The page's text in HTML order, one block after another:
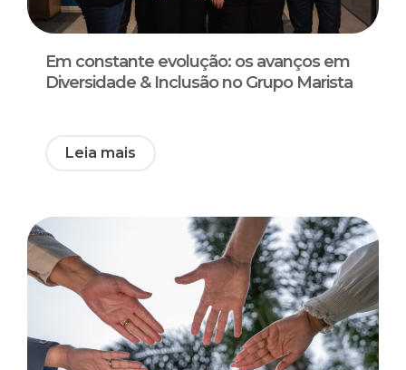
Em constante evolução: os avanços em
Diversidade & Inclusão no Grupo Marista
Leia mais